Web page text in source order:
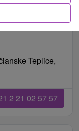
Teplice,
2 21 02 57 57